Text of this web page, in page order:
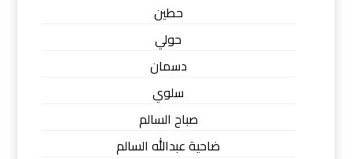
حطين
حولي
دسمان
سلوي
صباح السالم
ضاحية عبدالله السالم